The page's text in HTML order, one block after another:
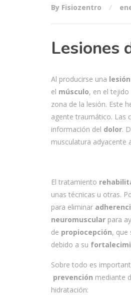
By Fisiozentro
Lesiones
Al producirse una lesión
el músculo, en el
zona de la lesión. Este
agente traumático. Las
información del dolor.
musculatura adyacente
El tratamiento
unas técnicas u otras.
para eliminar
neuromuscular para
de propiocepción, que
debido a su
Sobre todo es
prevención mediante
hidratación: